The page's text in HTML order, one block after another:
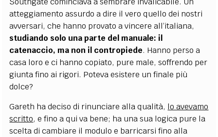
atteggiamento assurdo a dire il vero quello dei nostri
avversari, che hanno provato a vincere all’italiana,
studiando solo una parte del manuale: il
catenaccio, ma non il contropiede. Hanno perso a
casa loro e ci hanno copiato, pure male, soffrendo per
giunta fino ai rigori. Poteva esistere un finale più
dolce?
Gareth ha deciso di rinunciare alla qualità, lo avevamo
scritto, e fino a qui va bene; ha una sua logica pure la
scelta di cambiare il modulo e barricarsi fino alla